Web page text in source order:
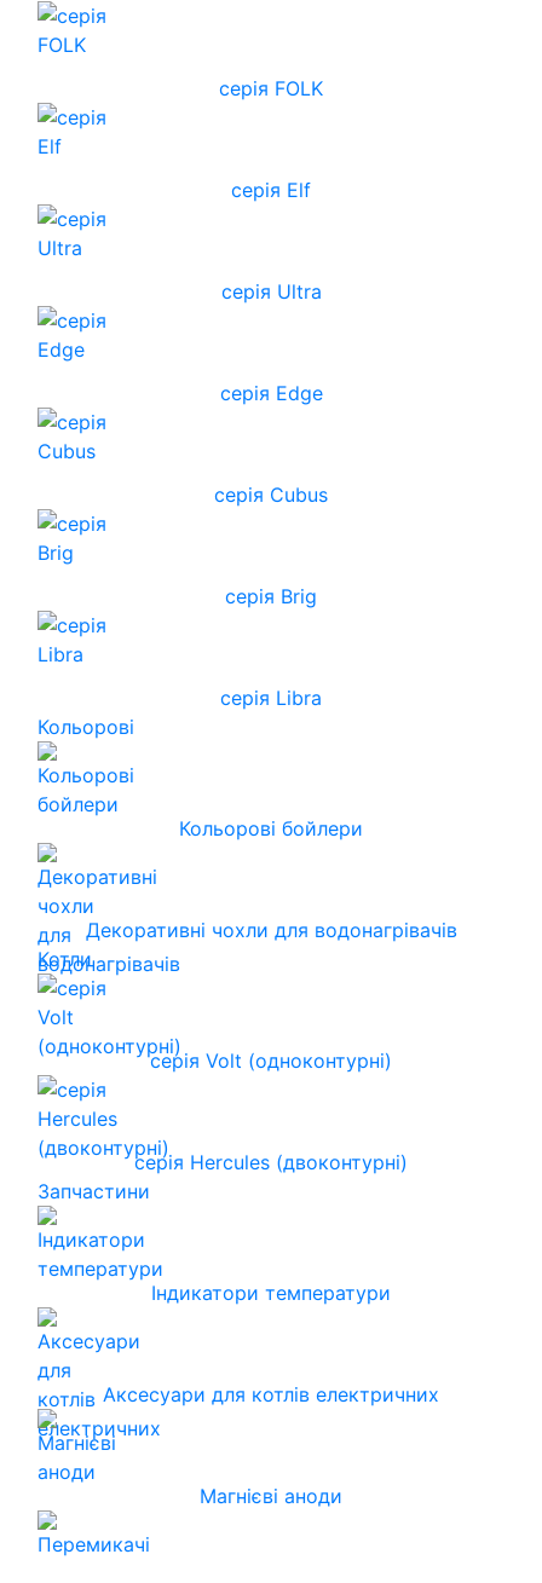
серія FOLK
серія Elf
серія Ultra
серія Edge
серія Cubus
серія Brig
серія Libra
Кольорові
Кольорові бойлери
Декоративні чохли для водонагрівачів
Котли
серія Volt (одноконтурні)
серія Hercules (двоконтурні)
Запчастини
Індикатори температури
Аксесуари для котлів електричних
Магнієві аноди